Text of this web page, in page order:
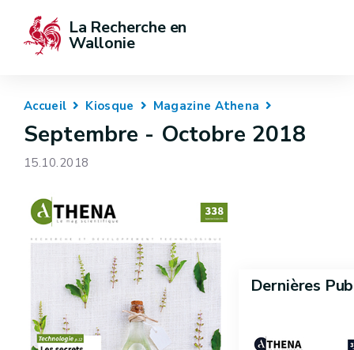
La Recherche en
Wallonie
Accueil Kiosque Magazine Athena
Septembre - Octobre 2018
15.10.2018
Dernières